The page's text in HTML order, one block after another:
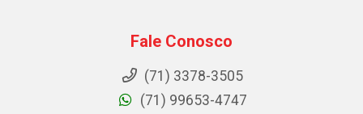
Fale Conosco
(71) 3378-3505
(71) 99653-4747